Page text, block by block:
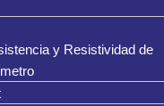
y Resistividad de